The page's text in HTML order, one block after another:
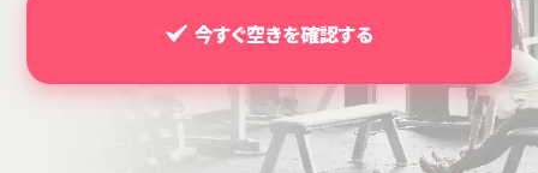
今すぐ空きを確認する